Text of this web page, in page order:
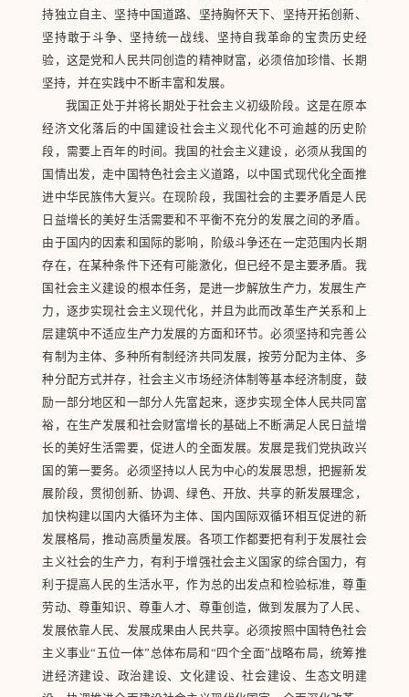
持独立自主、坚持中国道路、坚持胸怀天下、坚持开拓创新、
坚持敢于斗争、坚持统一战线、坚持自我革命的宝贵历史经
验，这是党和人民共同创造的精神财富，必须倍加珍惜、长期
坚持，并在实践中不断丰富和发展。
我国正处于并将长期处于社会主义初级阶段。这是在原本
经济文化落后的中国建设社会主义现代化不可逾越的历史阶
段，需要上百年的时间。我国的社会主义建设，必须从我国的
国情出发，走中国特色社会主义道路，以中国式现代化全面推
进中华民族伟大复兴。在现阶段，我国社会的主要矛盾是人民
日益增长的美好生活需要和不平衡不充分的发展之间的矛盾。
由于国内的因素和国际的影响，阶级斗争还在一定范围内长期
存在，在某种条件下还有可能激化，但已经不是主要矛盾。我
国社会主义建设的根本任务，是进一步解放生产力，发展生产
力，逐步实现社会主义现代化，并且为此而改革生产关系和上
层建筑中不适应生产力发展的方面和环节。必须坚持和完善公
有制为主体、多种所有制经济共同发展，按劳分配为主体、多
种分配方式并存，社会主义市场经济体制等基本经济制度，鼓
励一部分地区和一部分人先富起来，逐步实现全体人民共同富
裕，在生产发展和社会财富增长的基础上不断满足人民日益增
长的美好生活需要，促进人的全面发展。发展是我们党执政兴
国的第一要务。必须坚持以人民为中心的发展思想，把握新发
展阶段，贯彻创新、协调、绿色、开放、共享的新发展理念，
加快构建以国内大循环为主体、国内国际双循环相互促进的新
发展格局，推动高质量发展。各项工作都要把有利于发展社会
主义社会的生产力，有利于增强社会主义国家的综合国力，有
利于提高人民的生活水平，作为总的出发点和检验标准，尊重
劳动、尊重知识、尊重人才、尊重创造，做到发展为了人民、
发展依靠人民、发展成果由人民共享。必须按照中国特色社会
主义事业“五位一体”总体布局和“四个全面”战略布局，统筹推
进经济建设、政治建设、文化建设、社会建设、生态文明建